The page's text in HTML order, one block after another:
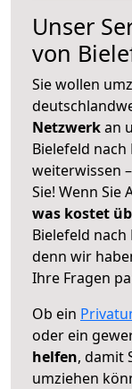
Unser
von
Sie wollen
Netzwerkan
Bielefeld nach
weiterwissen
Sie! Wenn
was kostet
Bielefeld nach
denn wir
Ihre Fragen
Ob ein
oder ein
helfen, damit
umziehen